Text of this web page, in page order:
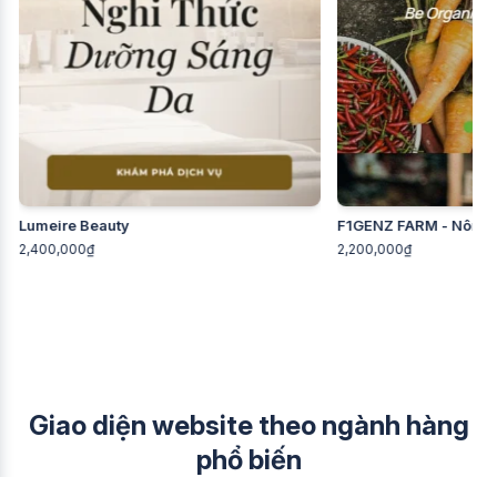
Lumeire Beauty
2,400,000₫
F1GENZ FARM - Nông
2,200,000₫
Giao diện website theo ngành hàng
phổ biến